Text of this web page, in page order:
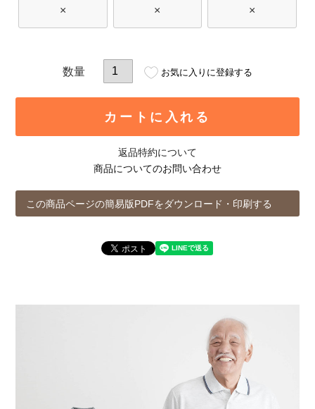
×
×
×
お気に入りに登録する
カートに入れる
返品特約について
商品についてのお問い合わせ
この商品ページの簡易版PDFをダウンロード・印刷する